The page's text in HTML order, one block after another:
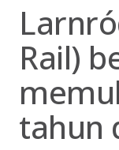
Rail)
tahun